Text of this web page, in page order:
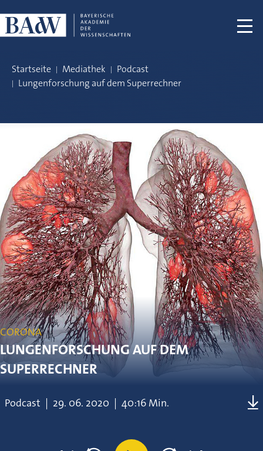
Startseite Mediathek
Podcast
Lungenforschung auf dem Superrechner
CORONA
LUNGENFORSCHUNG AUF DEM
SUPERRECHNER
Podcast | 29. 06. 2020 | 40:16 Min.